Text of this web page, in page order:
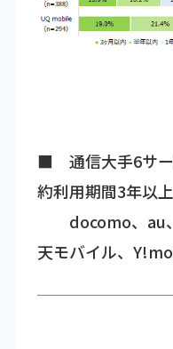
■ 通信大手6サー
約利用期間3年以
docomo、au
天モバイル、